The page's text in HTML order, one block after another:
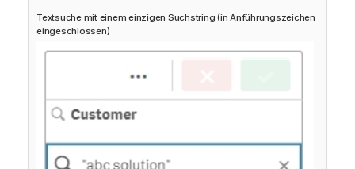
Textsuche mit einem einzigen Suchstring (in Anführungszeichen
eingeschlossen)